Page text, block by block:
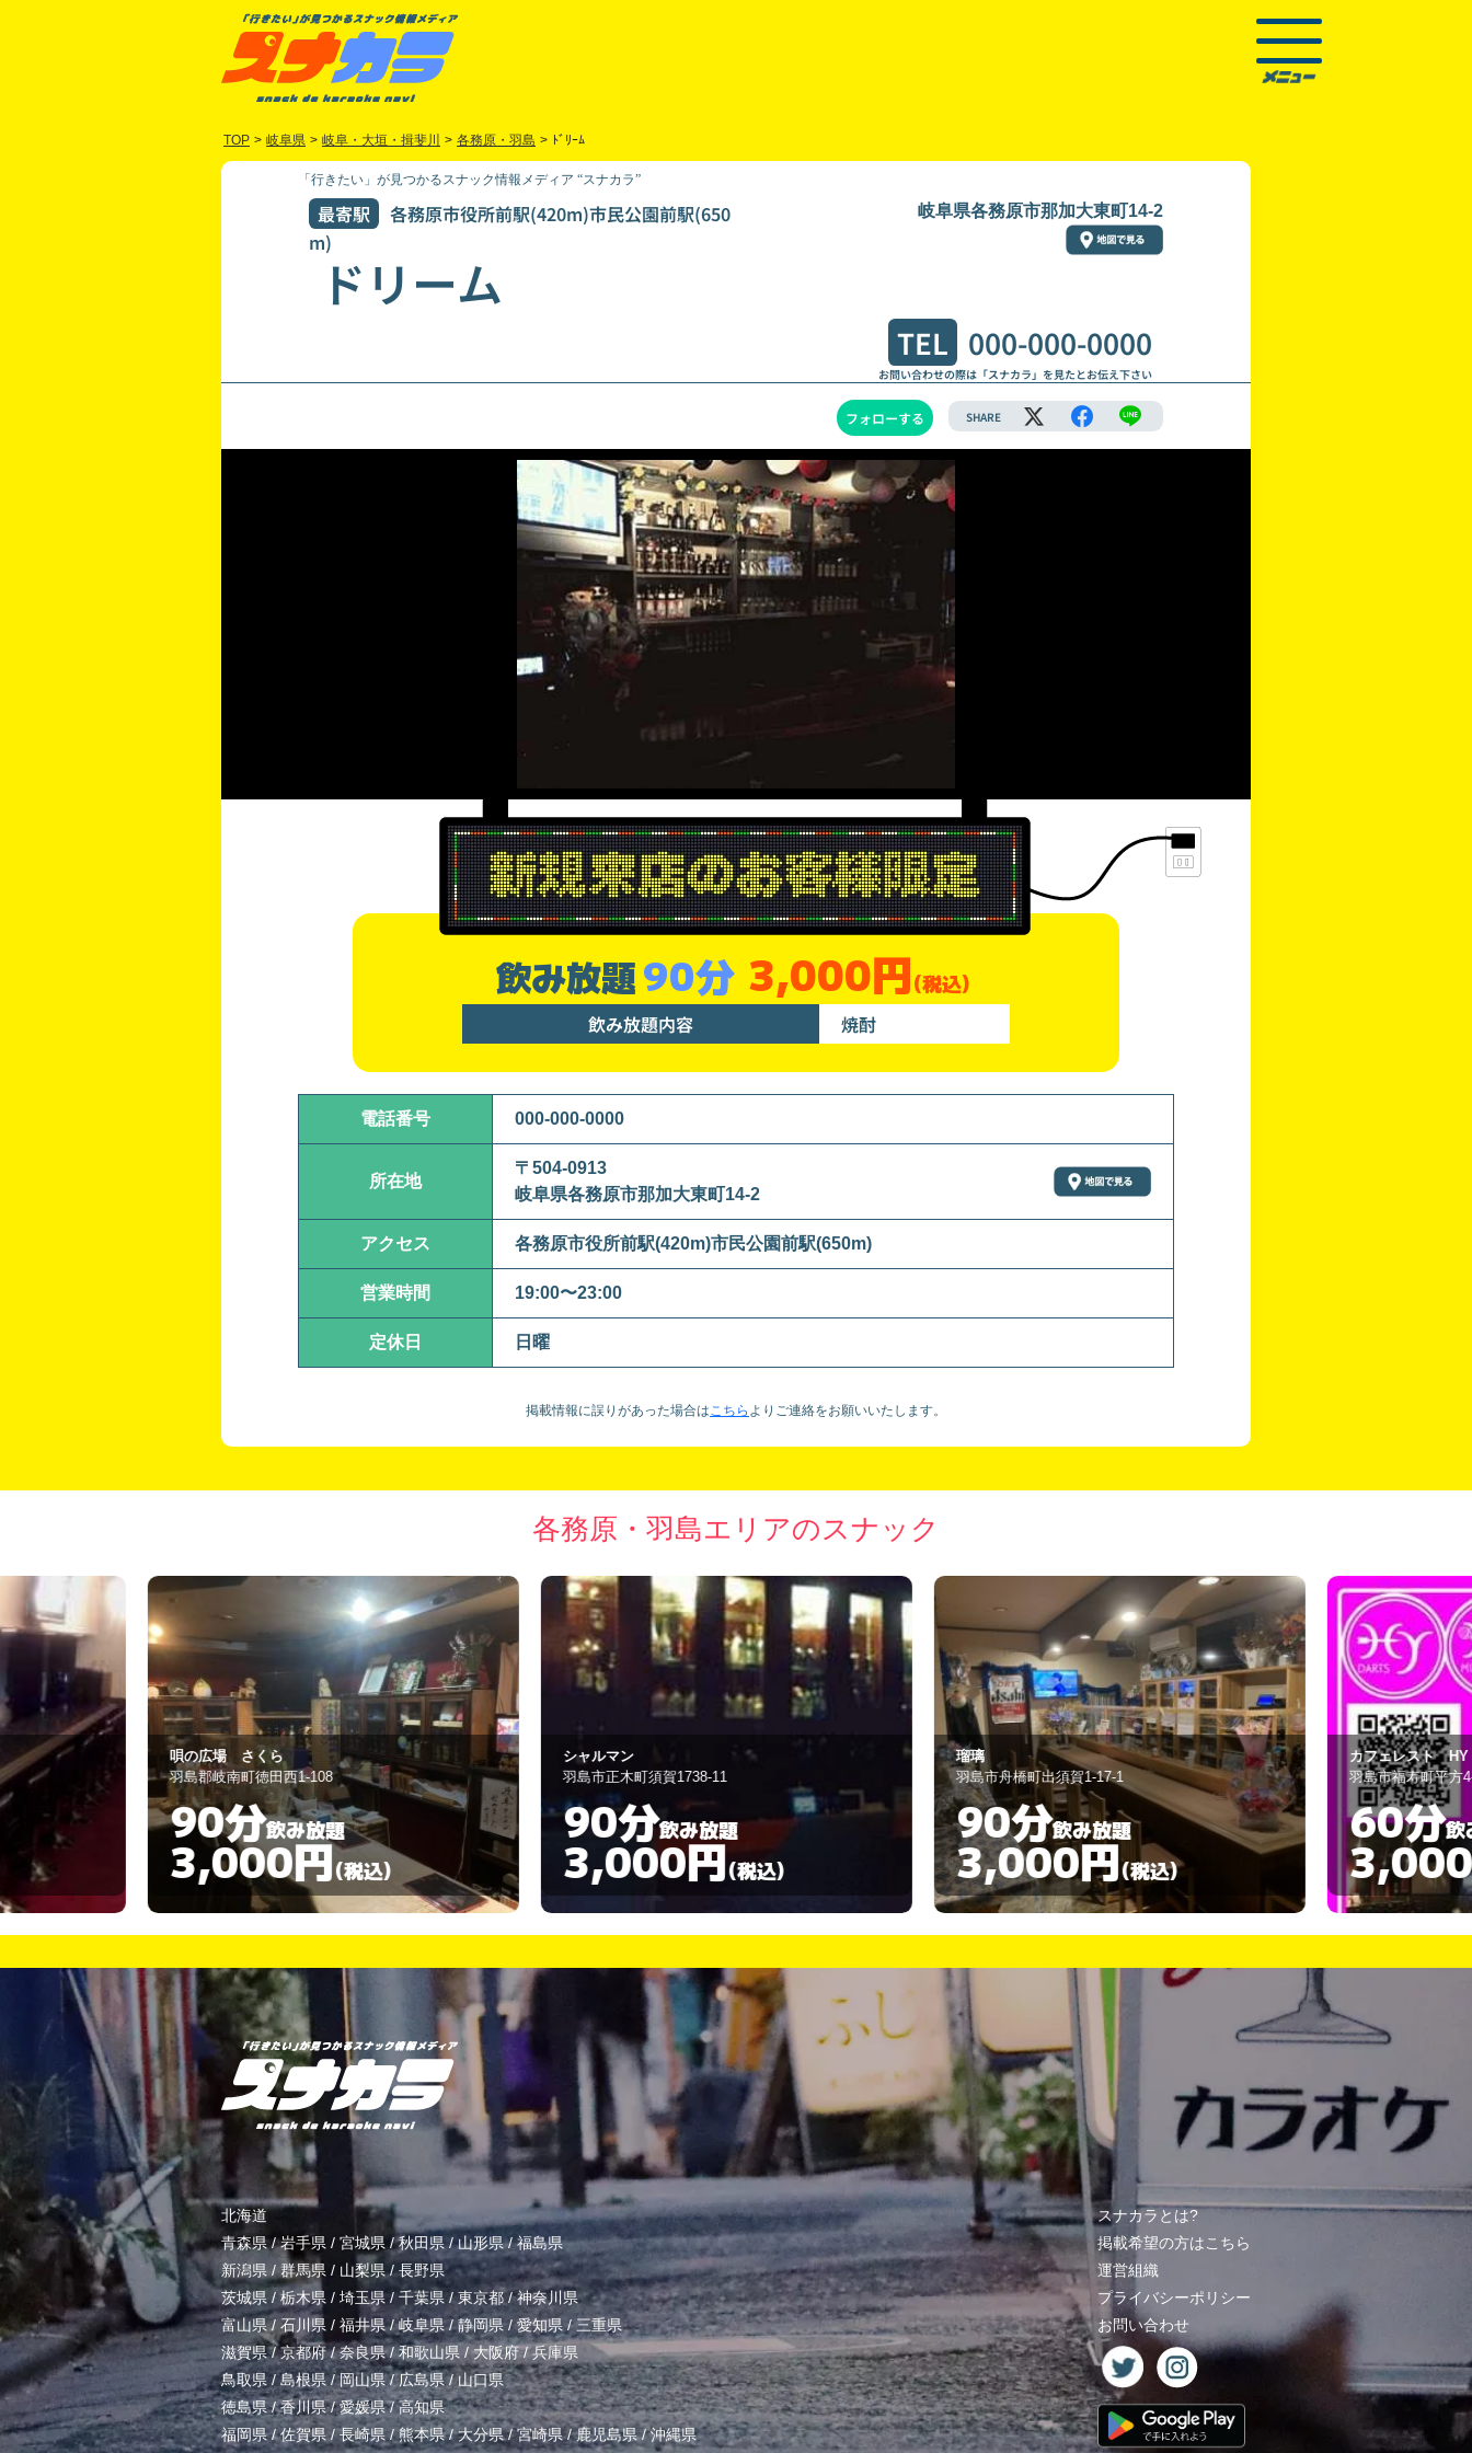
TOP > 岐阜県 > 岐阜・大垣・揖斐川 > 各務原・羽島 > ﾄﾞﾘｰﾑ
「行きたい」が見つかるスナック情報メディア “スナカラ”
最寄駅
各務原市役所前駅(420m)市民公園前駅(650
m)
岐阜県各務原市那加大東町14-2
ドリーム
TEL 000-000-0000
お問い合わせの際は「スナカラ」を見たとお伝え下さい
フォローする SHARE
飲み放題90分 3,000円(税込)
飲み放題内容 焼酎
電話番号 000-000-0000
所在地
〒504-0913
岐阜県各務原市那加大東町14-2
アクセス 各務原市役所前駅(420m)市民公園前駅(650m)
営業時間 19:00〜23:00
定休日 日曜
掲載情報に誤りがあった場合はこちら より ご連絡をお願いいたします。
各務原・羽島エリアのスナック
シャルマン
羽島市正木町須賀1738-11
90分飲み放題
3,000円(税込)
瑠璃
羽島市舟橋町出須賀1-17-1
90分飲み放題
3,000円(税込)
カフェレスト HY
羽島市福寿町平方4-40
60分飲み放題
3,000円(税込)
PARADISE
羽島市正木町新
60分
北海道
青森県/岩手県 / 宮城県 /秋田県 /山形県/福島県
新潟県 / 群馬県 / 山梨県/長野県
茨城県 / 栃木県 / 埼玉県/ 千葉県 /東京都/神奈川県
富山県/ 石川県 / 福井県/岐阜県/静岡県/ 愛知県 / 三重県
滋賀県/京都府/奈良県/和歌山県 /大阪府/兵庫県
鳥取県/島根県/岡山県/広島県/山口県
徳島県/香川県/愛媛県/高知県
福岡県/佐賀県/長崎県 /熊本県/大分県/宮崎県/鹿児島県/沖縄県
スナカラとは?
掲載希望の方はこちら
運営組織
プライバシーポリシー
お問い合わせ